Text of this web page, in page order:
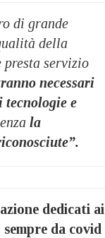
di grande
della
servizio
necessari
e
la
dedicati ai
da covid